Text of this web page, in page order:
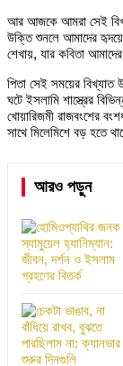
আর আজকে আমরা সেই
উক্তি শুনলে আমাদের হৃদয়ে
শেখায়, যার কবিতা
পিতা সেই সময়ের
ঘটে ইসলামি শাস্ত্রের
খোয়ারিজমী রাজবংশের
সাথে মিলেমিশে বড় হতে
আরও পড়ুন